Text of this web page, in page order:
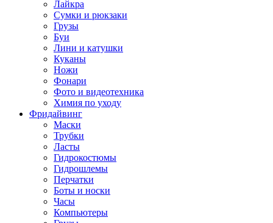
Лайкра
Сумки и рюкзаки
Грузы
Буи
Лини и катушки
Куканы
Ножи
Фонари
Фото и видеотехника
Химия по уходу
Фридайвинг
Маски
Трубки
Ласты
Гидрокостюмы
Гидрошлемы
Перчатки
Боты и носки
Часы
Компьютеры